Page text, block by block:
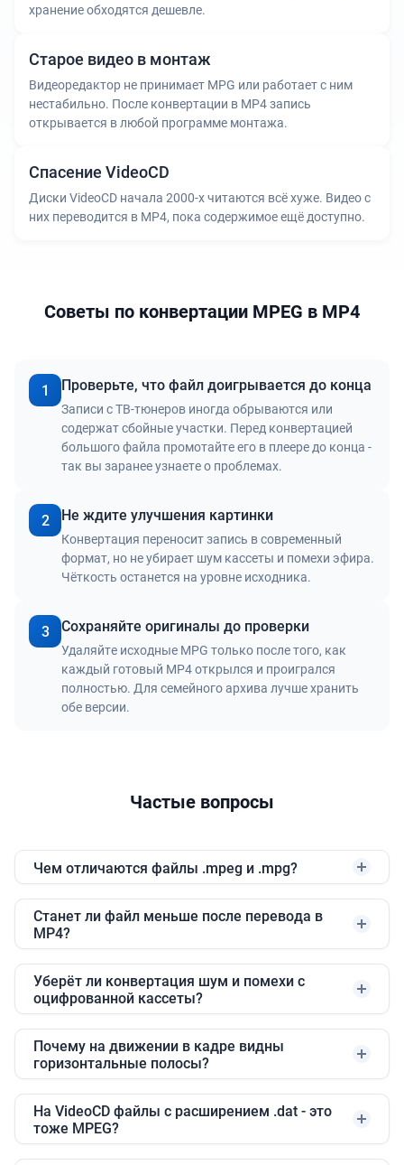
хранение обходятся дешевле.
Старое видео в монтаж
Видеоредактор не принимает MPG или работает с ним
нестабильно. После конвертации в MP4 запись
открывается в любой программе монтажа.
Спасение VideoCD
Диски VideoCD начала 2000-х читаются всё хуже. Видео с
них переводится в MP4, пока содержимое ещё доступно.
Советы по конвертации MPEG в MP4
1 Проверьте, что файл доигрывается до конца
Записи с ТВ-тюнеров иногда обрываются или
содержат сбойные участки. Перед конвертацией
большого файла промотайте его в плеере до конца -
так вы заранее узнаете о проблемах.
2 Не ждите улучшения картинки
Конвертация переносит запись в современный
формат, но не убирает шум кассеты и помехи эфира.
Чёткость останется на уровне исходника.
3 Сохраняйте оригиналы до проверки
Удаляйте исходные MPG только после того, как
каждый готовый MP4 открылся и проигрался
полностью. Для семейного архива лучше хранить
обе версии.
Частые вопросы
Чем отличаются файлы .mpeg и .mpg?
Станет ли файл меньше после перевода в
MP4?
Уберёт ли конвертация шум и помехи с
оцифрованной кассеты?
Почему на движении в кадре видны
горизонтальные полосы?
На VideoCD файлы с расширением .dat - это
тоже MPEG?